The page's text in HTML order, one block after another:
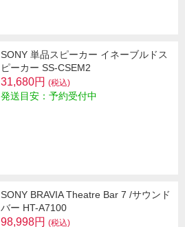
SONY 単品スピーカー イネーブルドス
ピーカー SS-CSEM2
31,680円 (税込)
発送目安：予約受付中
SONY BRAVIA Theatre Bar 7 /サウンド
バー HT-A7100
98,998円 (税込)